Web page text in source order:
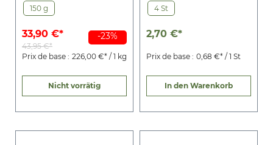
-23%
150 g
33,90 €*
43,95 €*
Prix de base : 226,00 €* / 1 kg
Nicht vorrätig
pflaumengr.steril
4 St
2,70 €*
Prix de base : 0,68 €* / 1 St
In den Warenkorb